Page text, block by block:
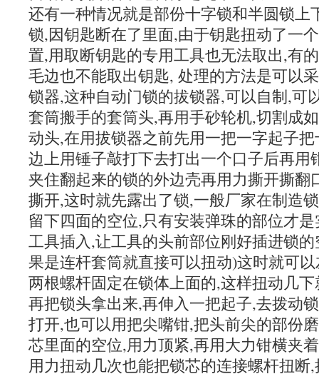
还有一种情况就是部份十字锁和半圆锁上
锁,因钥匙断在了里面,由于钥匙扭动了一
置,用取断钥匙的专用工具也无法取出,有
毛边也不能取出钥匙, 处理的方法是可以
锁器,这种自动门锁的拔锁器,可以自制,可
套筒搬手的套筒头,再用手砂轮机,切割成
动头,在用拔锁器之前先用一把一字起子
边上用锤子敲打下去打出一个口子后再用
夹住翻起来的锁的外边壳再用力撕开撕翻
撕开,这时就先露出了锁,一般厂家在制造
留下四面的空位,只有安装弹珠的部位才
工具插入,让工具的头前部位刚好插进锁
果是连杆套筒就直接可以扭动)这时就可
两根螺杆固定在锁体上面的,这样扭动几
再把锁头拿出来,再伸入一把起子,去拨动
打开,也可以用把尖嘴钳,把头前尖的部份
芯里面的空位,用力顶紧,再用大力钳横夹
用力扭动几次也能把锁芯的连接螺杆扭断